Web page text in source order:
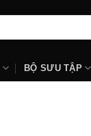
BỘ SƯU TẬP